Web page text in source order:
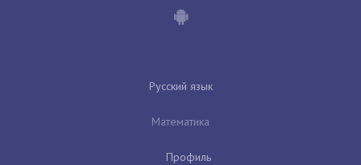
Русский язык
Математика
Профиль